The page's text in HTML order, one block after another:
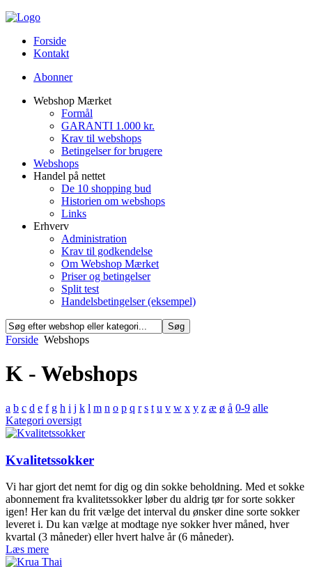
Forside
Kontakt
Abonner
Webshop Mærket
Formål
GARANTI 1.000 kr.
Krav til webshops
Betingelser for brugere
Webshops
Handel på nettet
De 10 shopping bud
Historien om webshops
Links
Erhverv
Administration
Krav til godkendelse
Om Webshop Mærket
Priser og betingelser
Split test
Handelsbetingelser (eksempel)
Forside Webshops
K - Webshops
a b c d e f g h i j k l m n o p q r s t u v w x y z æ ø å 0-9 alle
Kategori oversigt
Kvalitetssokker
Vi har gjort det nemt for dig og din sokke beholdning. Med et sokke
abonnement fra kvalitetssokker løber du aldrig tør for sorte sokker
igen! Her kan du frit vælge det interval du ønsker dine sorte sokker
leveret i. Du kan vælge at modtage nye sokker hver måned, hver
kvartal (3 måneder) eller hvert halve år (6 måneder).
Læs mere